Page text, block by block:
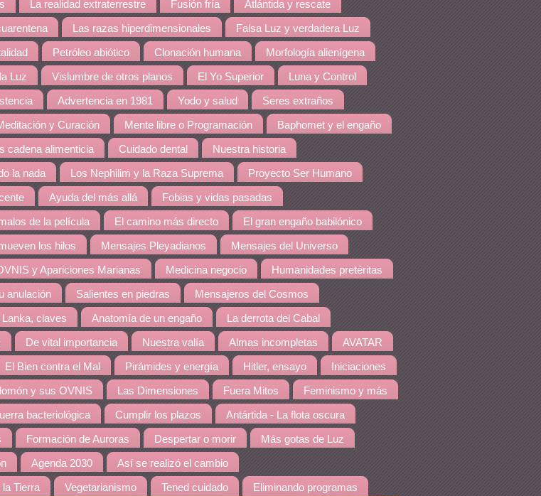
La realidad extraterrestre Fusión fría Atlántida y rescate
Las razas hiperdimensionales Falsa Luz y verdadera Luz
Petróleo abiótico Clonación humana Morfología alienígena
Luz Vislumbre de otros planos El Yo Superior Luna y Control
Advertencia en 1981 Yodo y salud Seres extraños
y Curación Mente libre o Programación Baphomet y el engaño
cadena alimenticia Cuidado dental Nuestra historia
la nada Los Nephilim y la Raza Suprema Proyecto Ser Humano
Ayuda del más allá Fobias y vidas pasadas
malos de la película El camino más directo El gran engaño babilónico
los hilos Mensajes Pleyadianos Mensajes del Universo
y Apariciones Marianas Medicina negocio Humanidades pretéritas
anulación Salientes en piedras Mensajeros del Cosmos
Lanka, claves Anatomía de un engaño La derrota del Cabal
De vital importancia Nuestra valía Almas incompletas AVATAR
El Bien contra el Mal Pirámides y energía Hitler, ensayo Iniciaciones
y sus OVNIS Las Dimensiones Fuera Mitos Feminismo y más
bacteriológica Cumplir los plazos Antártida - La flota oscura
Formación de Auroras Despertar o morir Más gotas de Luz
Agenda 2030 Así se realizó el cambio
la Tierra Vegetarianismo Tened cuidado Eliminando programas